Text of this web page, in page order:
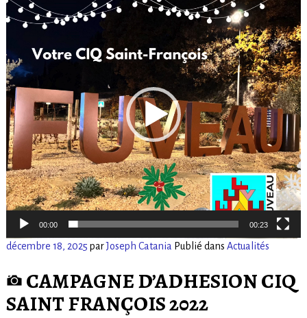
vidéo
00:00 00:23
décembre 18, 2025 parJoseph Catania Publié dans Actualités
CAMPAGNE D’ADHESION CIQ
SAINT FRANÇOIS 2022